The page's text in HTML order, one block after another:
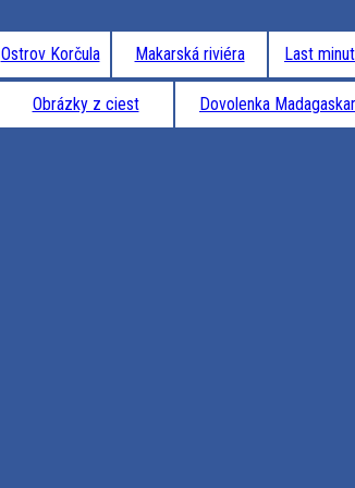
Ostrov Korčula Makarská riviéra Last
Obrázky z ciest Dovolenka Madagaskar